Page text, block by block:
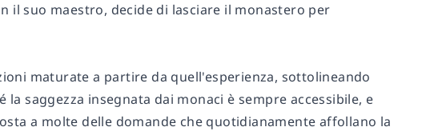
il suo maestro, decide di lasciare il monastero per
maturate a partire da quell'esperienza, sottolineando
saggezza insegnata dai monaci è sempre accessibile, e
a molte delle domande che quotidianamente affollano la